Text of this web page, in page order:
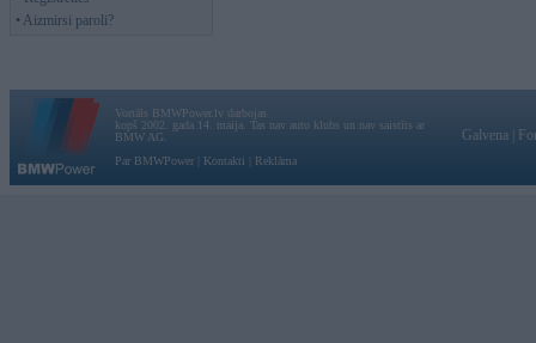
• Aizmirsi paroli?
Vortāls BMWPower.lv darbojas
kopš 2002. gada 14. maija. Tas nav auto klubs un nav saistīts ar
BMW AG.
Par BMWPower
Kontakti Reklāma
Galvena